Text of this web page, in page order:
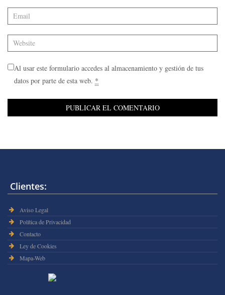
Al usar este formulario accedes al almacenamiento y gestión de tus
datos por parte de esta web. *
Clientes:
Aviso Legal
Política de Privacidad
Contacto
Ley de Cookies
Mapa-Web